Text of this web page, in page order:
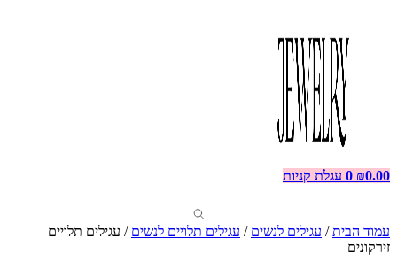
₪0.00
0 עגלת קניות
עמוד הבית/ עגילים לנשים / עגילים תלויים לנשים / עגילים תלויים
זירקונים